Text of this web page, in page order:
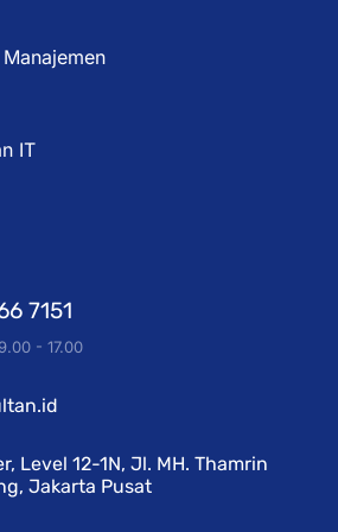
IT
7151
- 17.00
Level 12-1N, Jl. MH. Thamrin
Jakarta Pusat